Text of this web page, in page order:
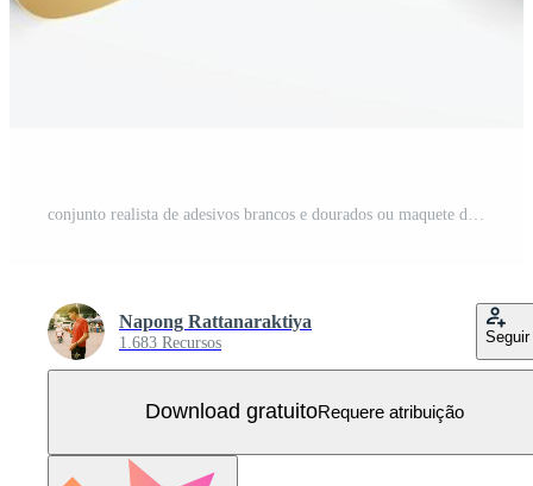
Napong Rattanaraktiya
1.683 Recursos Seguir
Download gratuitoRequere atribuição